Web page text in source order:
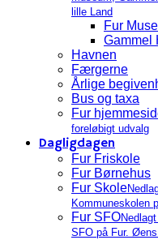
lille Land
Fur
Gammel
Havnen
Færgerne
Årlige
Bus og taxa
Fur
foreløbigt udvalg
Dagligdagen
Fur Friskole
Fur Børnehus
Fur Skole
Kommuneskolen
Fur SFO
SFO på Fur.